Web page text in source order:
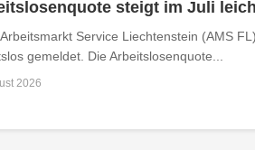
steigt im Juli
Service Liechtenstein (AMS
gemeldet. Die Arbeitslosenquote...
2026